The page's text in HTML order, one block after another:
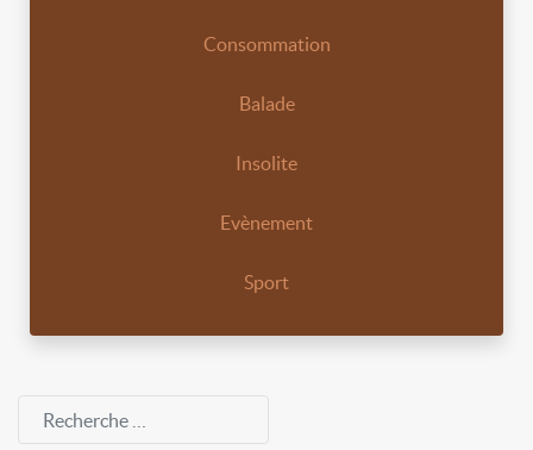
Consommation
Balade
Insolite
Evènement
Sport
Rechercher